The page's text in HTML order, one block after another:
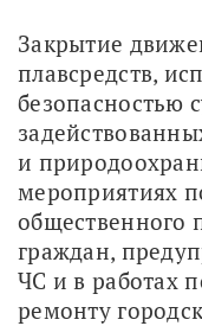
Закрытие
плавсредств,
безопасностью
и
мероприятиях
общественного
граждан,
ЧС и в работах
ремонту